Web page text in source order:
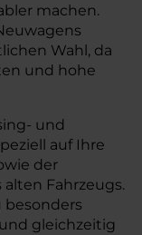
machen.
Wahl, da
und hohe
und
auf Ihre
der
Fahrzeugs.
besonders
gleichzeitig